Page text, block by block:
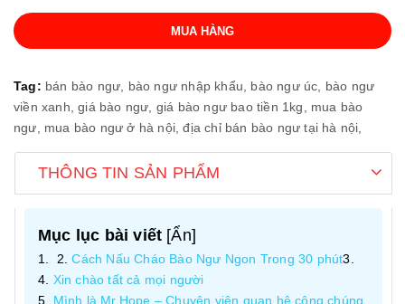
MUA HÀNG
Tag: bán bào ngư, bào ngư nhập khẩu, bào ngư úc, bào ngư
viền xanh,giá bào ngư, giá bào ngư bao tiền 1kg, mua bào
ngư, mua bào ngư ở hà nội,địa chỉ bán bào ngư tại hà nội,
THÔNG TIN SẢN PHẨM
Mục lục bài viết [Ẩn]
Cách Nấu Cháo Bào Ngư Ngon Trong 30 phút
Xin chào tất cả mọi người
Mình là Mr.Hope – Chuyên viên quan hệ công chúng